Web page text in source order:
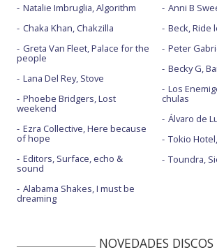
Natalie Imbruglia, Algorithm
Chaka Khan, Chakzilla
Greta Van Fleet, Palace for the
people
Lana Del Rey, Stove
Phoebe Bridgers, Lost
weekend
Ezra Collective, Here because
of hope
Editors, Surface, echo &
sound
Alabama Shakes, I must be
dreaming
Anni B
Beck, Ride
Peter
Becky G,
Los
chulas
Álvaro de
Tokio
Toundra,
NOVEDADES DISCOS